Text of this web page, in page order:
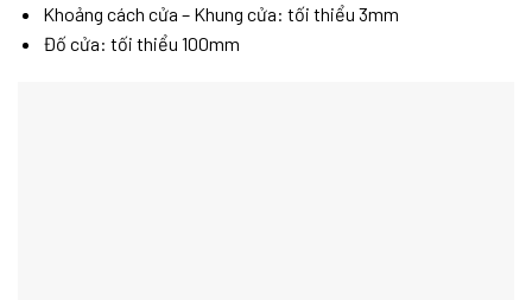
Khoảng cách cửa – Khung cửa: tối thiểu 3mm
Đố cửa: tối thiểu 100mm